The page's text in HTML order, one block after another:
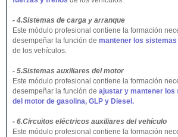
- 4.Sistemas de carga y arranque
Este módulo profesional contiene la formación
desempeñar la función de mantener los
de los vehículos.
- 5.Sistemas auxiliares del motor
Este módulo profesional contiene la formación
desempeñar la función de ajustar y mantener los
del motor de gasolina, GLP y Diesel.
- 6.Circuitos eléctricos auxiliares del vehículo
Este módulo profesional contiene la formación